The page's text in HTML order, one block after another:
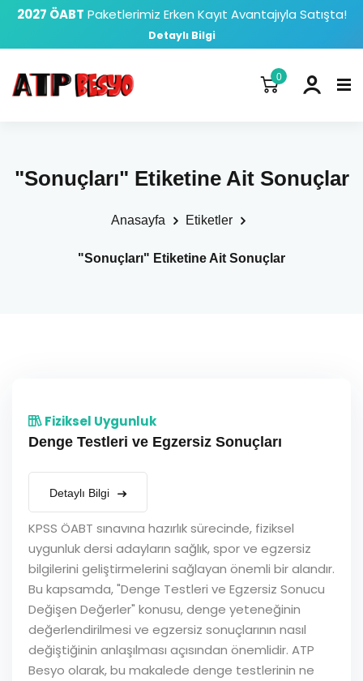
2027 ÖABT Paketlerimiz Erken Kayıt Avantajıyla Satışta!
Detaylı Bilgi
0
"Sonuçları" Etiketine Ait Sonuçlar
Anasayfa Etiketler
"Sonuçları" Etiketine Ait Sonuçlar
Fiziksel Uygunluk
Denge Testleri ve Egzersiz Sonuçları
Detaylı Bilgi
KPSS ÖABT sınavına hazırlık sürecinde, fiziksel
uygunluk dersi adayların sağlık, spor ve egzersiz
bilgilerini geliştirmelerini sağlayan önemli bir alandır.
Bu kapsamda, "Denge Testleri ve Egzersiz Sonucu
Değişen Değerler" konusu, denge yeteneğinin
değerlendirilmesi ve egzersiz sonuçlarının nasıl
değiştiğinin anlaşılması açısından önemlidir. ATP
Besyo olarak, bu makalede denge testlerinin ne